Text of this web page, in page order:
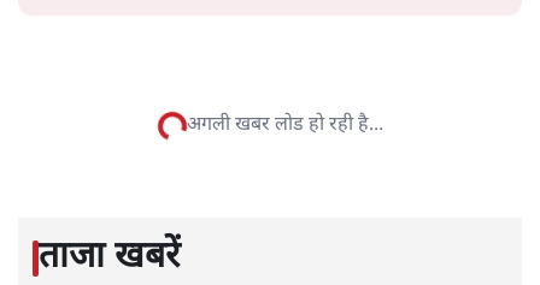
लेखक पत्रकार हैं, अर्थतंत्र और अंतरराष्ट्रीय विषयों पर लिखते रहते हैं।